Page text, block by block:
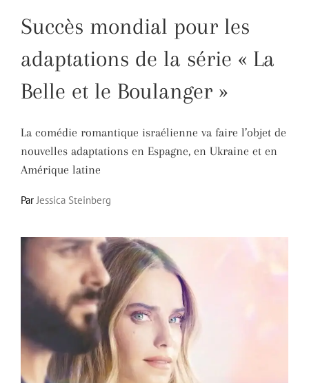
Succès mondial pour les
adaptations de la série « La
Belle et le Boulanger »
La comédie romantique israélienne va faire l’objet de
nouvelles adaptations en Espagne, en Ukraine et en
Amérique latine
Par Jessica Steinberg